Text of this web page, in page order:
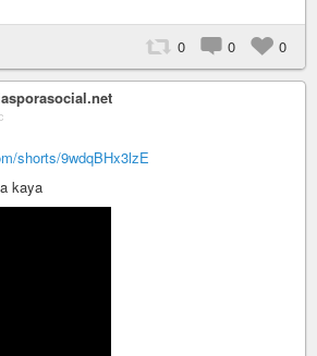
0 0 0
shorts/9wdqBHx3lzE
kaya